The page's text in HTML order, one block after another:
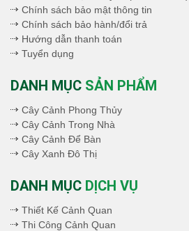
Chính sách bảo mật thông tin
Chính sách bảo hành/đổi trả
Hướng dẫn thanh toán
Tuyển dụng
DANH MỤC SẢN PHẨM
Cây Cảnh Phong Thủy
Cây Cảnh Trong Nhà
Cây Cảnh Để Bàn
Cây Xanh Đô Thị
DANH MỤC DỊCH VỤ
Thiết Kế Cảnh Quan
Thi Công Cảnh Quan